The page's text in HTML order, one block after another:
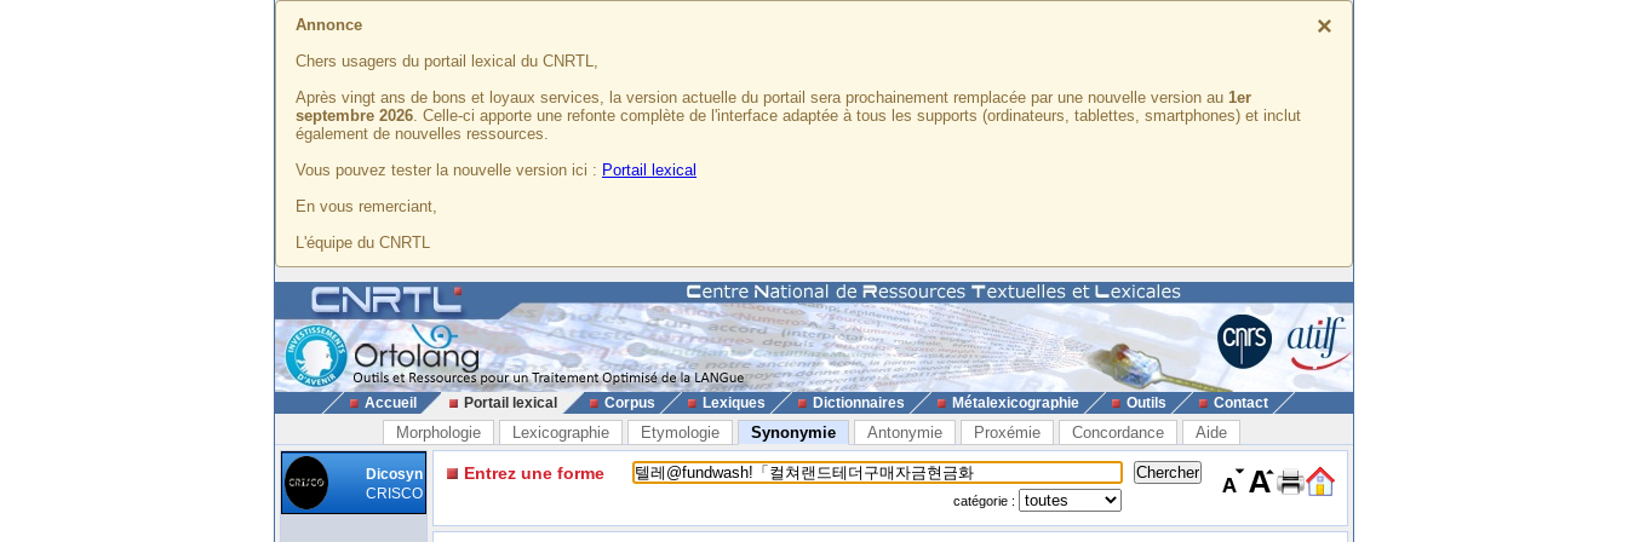
×
Annonce
Chers usagers du portail lexical du CNRTL,
Après vingt ans de bons et loyaux services, la version actuelle du portail sera prochainement remplacée par une nouvelle version au 1er
septembre 2026. Celle-ci apporte une refonte complète de l'interface adaptée à tous les supports (ordinateurs, tablettes, smartphones) et inclut
également de nouvelles ressources.
Vous pouvez tester la nouvelle version ici : Portail lexical
En vous remerciant,
L'équipe du CNRTL
Accueil Portail lexical Corpus Lexiques Dictionnaires Métalexicographie Outils Contact
Morphologie Lexicographie Etymologie Synonymie Antonymie Proxémie Concordance Aide
Dicosyn
CRISCO
Entrez une forme
catégorie :